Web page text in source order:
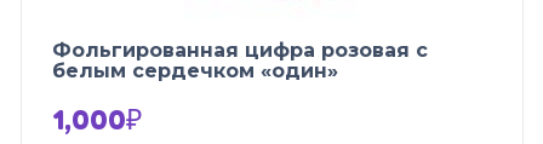
Фольгированная цифра розовая с
белым сердечком «один»
1,000₽